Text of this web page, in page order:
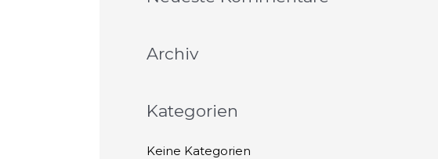
h
n
h
Archiv
Kategorien
Keine Kategorien